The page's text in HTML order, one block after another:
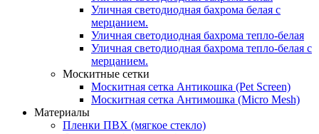
Уличная светодиодная бахрома белая с
мерцанием.
Уличная светодиодная бахрома тепло-белая
Уличная светодиодная бахрома тепло-белая с
мерцанием.
Москитные сетки
Москитная сетка Антикошка (Pet Screen)
Москитная сетка Антимошка (Micro Mesh)
Материалы
Пленки ПВХ (мягкое стекло)